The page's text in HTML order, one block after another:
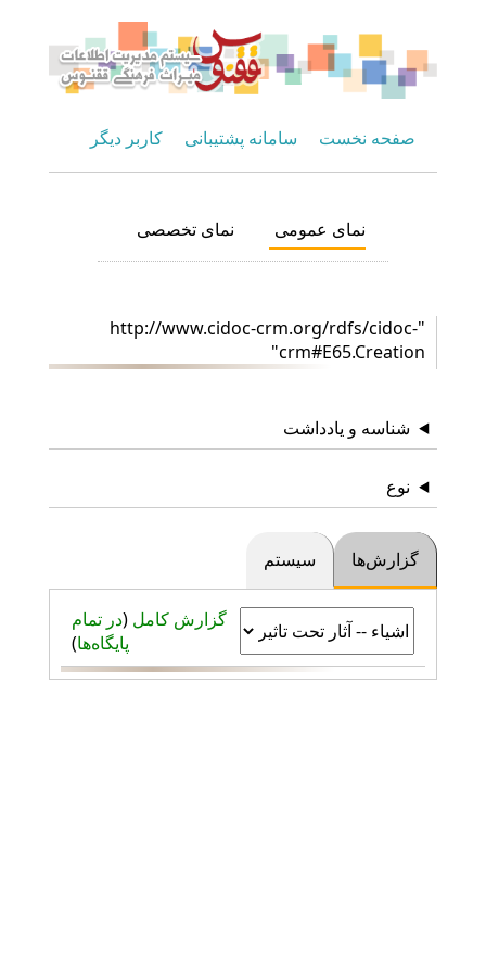
صفحه نخست سامانه پشتیبانی کاربر دیگر
نمای عمومی نمای تخصصی
"http://www.cidoc-crm.org/rdfs/cidoc-
crm#E65.Creation"
شناسه و یادداشت
نوع
گزارش‌ها سیستم
گزارش کامل (در تمام
پایگاه‌ها)